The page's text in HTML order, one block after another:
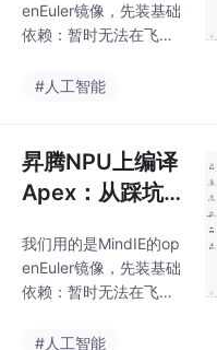
enEuler镜像，先装基础
依赖：暂时无法在飞书
就可以开始执行编译：
似简单,实则暗藏许多细
节。本文通过真实案例,
深入剖析了从网络代理
节。Docker守护进程代
理配置容易漏lib和lib64
路径差异编译脚本会覆
#人工智能
昇腾NPU上编译
Apex：从踩坑
我们用的是MindIE的op
enEuler镜像，先装基础
依赖：暂时无法在飞书
就可以开始执行编译：
#人工智能